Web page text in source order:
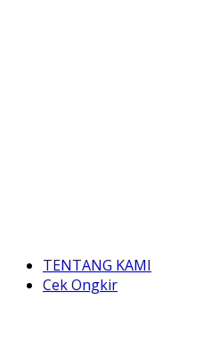
TENTANG KAMI
Cek Ongkir